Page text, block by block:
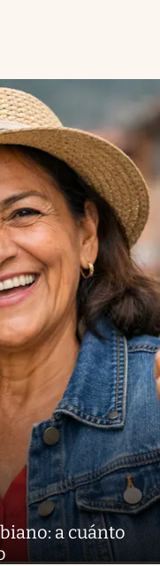
a cuánto